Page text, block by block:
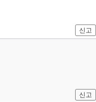
신고
신고